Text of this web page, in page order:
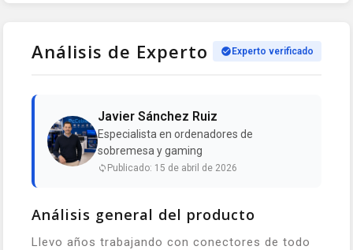
Análisis de Experto Experto verificado
Javier Sánchez Ruiz
Especialista en ordenadores de
sobremesa y gaming
Publicado: 15 de abril de 2026
Análisis general del producto
Llevo años trabajando con conectores de todo